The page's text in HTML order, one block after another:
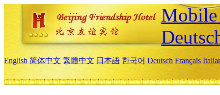
English 简体中文 繁體中文 日本語 한국어 Deutsch Français